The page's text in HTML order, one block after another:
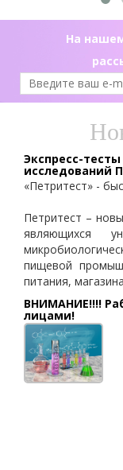
На
Экспресс-
исследований
«Петритест» -
Петритест –
являющихся
пищевой
питания,
ВНИМАНИЕ!!!!
лицами!